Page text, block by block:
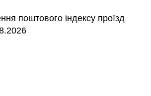
поштового індексу проїзд